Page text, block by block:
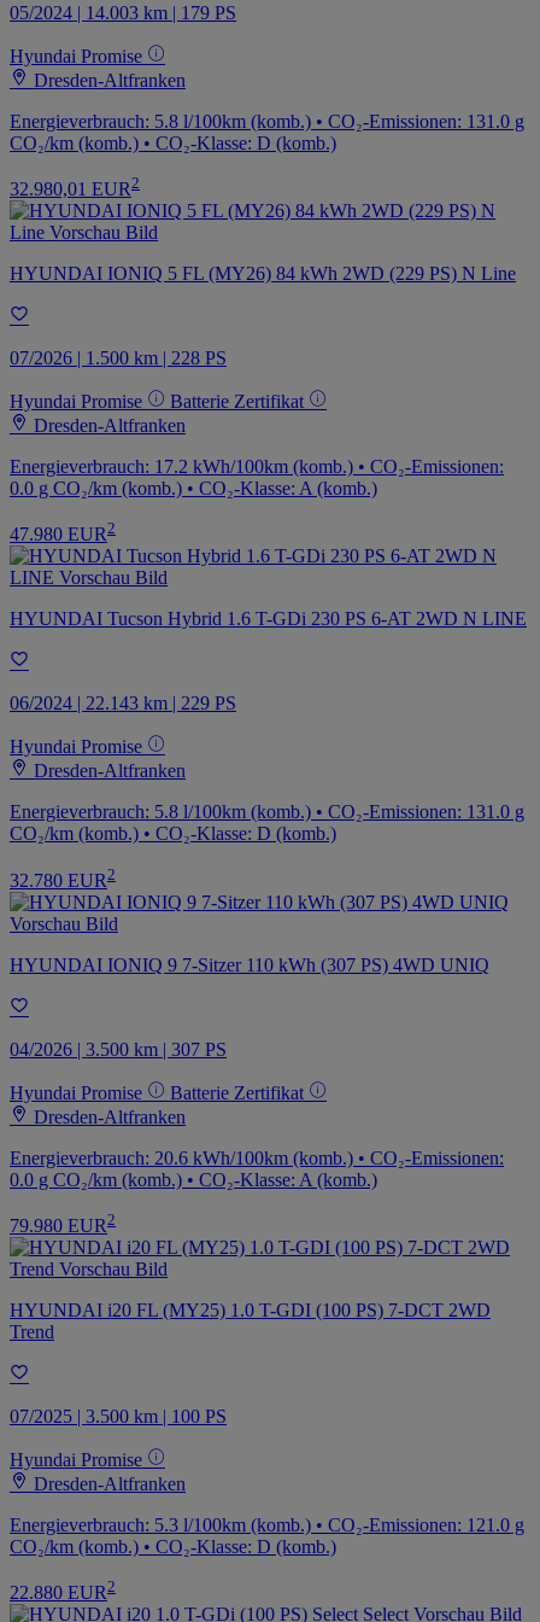
05/2024 | 14.003 km | 179 PS
Hyundai Promise
Dresden-Altfranken
Energieverbrauch: 5.8 l/100km (komb.) • CO₂-Emissionen: 131.0 g
CO₂/km (komb.) • CO₂-Klasse: D (komb.)
32.980,01 EUR 2
HYUNDAI IONIQ 5 FL (MY26) 84 kWh 2WD (229 PS) N Line
07/2026 | 1.500 km | 228 PS
Hyundai Promise
Batterie Zertifikat
Dresden-Altfranken
Energieverbrauch: 17.2 kWh/100km (komb.) • CO₂-Emissionen:
0.0 g CO₂/km (komb.) • CO₂-Klasse: A (komb.)
47.980 EUR 2
HYUNDAI Tucson Hybrid 1.6 T-GDi 230 PS 6-AT 2WD N LINE
06/2024 | 22.143 km | 229 PS
Hyundai Promise
Dresden-Altfranken
Energieverbrauch: 5.8 l/100km (komb.) • CO₂-Emissionen: 131.0 g
CO₂/km (komb.) • CO₂-Klasse: D (komb.)
32.780 EUR 2
HYUNDAI IONIQ 9 7-Sitzer 110 kWh (307 PS) 4WD UNIQ
04/2026 | 3.500 km | 307 PS
Hyundai Promise
Batterie Zertifikat
Dresden-Altfranken
Energieverbrauch: 20.6 kWh/100km (komb.) • CO₂-Emissionen:
0.0 g CO₂/km (komb.) • CO₂-Klasse: A (komb.)
79.980 EUR 2
HYUNDAI i20 FL (MY25) 1.0 T-GDI (100 PS) 7-DCT 2WD
Trend
07/2025 | 3.500 km | 100 PS
Hyundai Promise
Dresden-Altfranken
Energieverbrauch: 5.3 l/100km (komb.) • CO₂-Emissionen: 121.0 g
CO₂/km (komb.) • CO₂-Klasse: D (komb.)
22.880 EUR 2